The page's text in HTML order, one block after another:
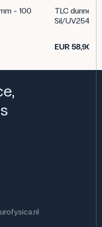
- 100
TLC
Sil/UV254 -
EUR 58,90